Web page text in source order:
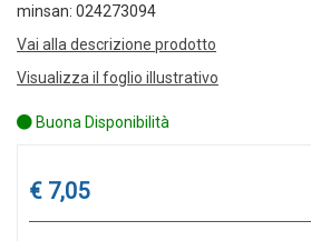
minsan: 024273094
Vai alla descrizione prodotto
Visualizza il foglio illustrativo
Buona Disponibilità
Prezzo
€ 7,05